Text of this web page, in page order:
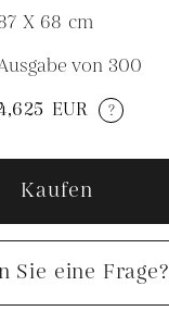
X 68 cm
von 300
EUR ?
Kaufen
Sie eine Frage?